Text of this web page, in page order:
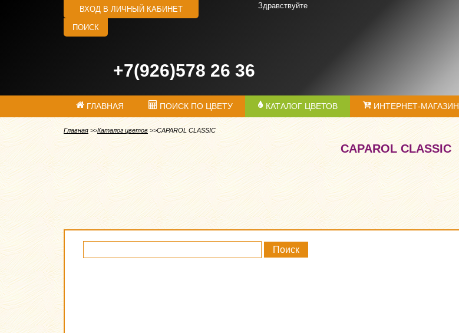
ВХОД В ЛИЧНЫЙ КАБИНЕТ Здравствуйте
ПОИСК
+7(926)578 26 36
ГЛАВНАЯ ПОИСК ПО ЦВЕТУ КАТАЛОГ ЦВЕТОВ ИНТЕРНЕТ-МАГАЗИН
Главная Каталог цветов CAPAROL CLASSIC
CAPAROL CLASSIC
Поиск